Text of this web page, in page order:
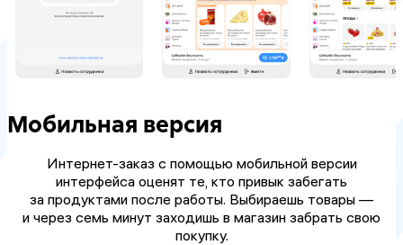
Мобильная версия
Интернет-заказ с помощью мобильной версии
интерфейса оценят те, кто привык забегать
за продуктами после работы. Выбираешь товары —
и через семь минут заходишь в магазин забрать свою
покупку.